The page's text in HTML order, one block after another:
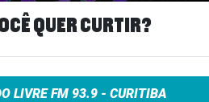
QUER CURTIR?
LIVRE FM 93.9 - CURITIBA